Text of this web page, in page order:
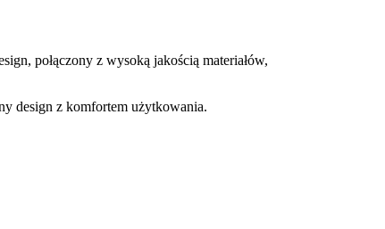
połączony z wysoką jakością materiałów,
design z komfortem użytkowania.